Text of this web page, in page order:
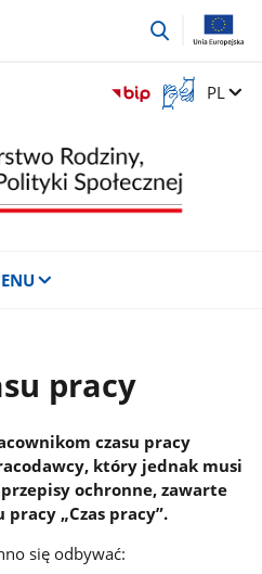
przejdź
Otwórz
okno
języka
migowego
Zmień
PL
pracy
czasu pracy
który jednak musi
ochronne, zawarte
„Czas pracy”.
się odbywać: